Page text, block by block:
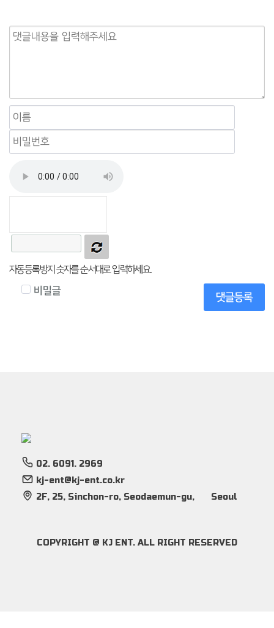
자동등록방지 숫자를 순서대로 입력하세요.
비밀글 댓글등록
02. 6091. 2969
kj-ent@kj-ent.co.kr
2F, 25, Sinchon-ro, Seodaemun-gu,
Seoul
COPYRIGHT @ KJ ENT. ALL RIGHT RESERVED